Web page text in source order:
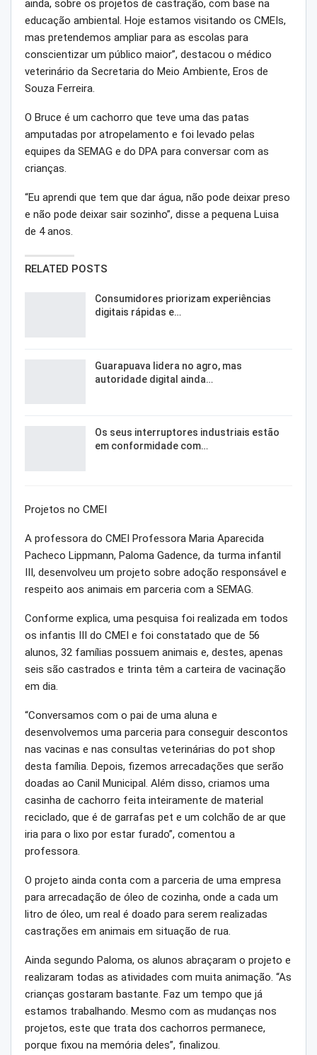
ainda, sobre os projetos de castração, com base na
educação ambiental. Hoje estamos visitando os CMEIs,
mas pretendemos ampliar para as escolas para
conscientizar um público maior”, destacou o médico
veterinário da Secretaria do Meio Ambiente, Eros de
Souza Ferreira.
O Bruce é um cachorro que teve uma das patas
amputadas por atropelamento e foi levado pelas
equipes da SEMAG e do DPA para conversar com as
crianças.
“Eu aprendi que tem que dar água, não pode deixar preso
e não pode deixar sair sozinho”, disse a pequena Luisa
de 4 anos.
RELATED POSTS
Consumidores priorizam experiências
digitais rápidas e…
Guarapuava lidera no agro, mas
autoridade digital ainda…
Os seus interruptores industriais estão
em conformidade com…
Projetos no CMEI
A professora do CMEI Professora Maria Aparecida
Pacheco Lippmann, Paloma Gadence, da turma infantil
III, desenvolveu um projeto sobre adoção responsável e
respeito aos animais em parceria com a SEMAG.
Conforme explica, uma pesquisa foi realizada em todos
os infantis III do CMEI e foi constatado que de 56
alunos, 32 famílias possuem animais e, destes, apenas
seis são castrados e trinta têm a carteira de vacinação
em dia.
“Conversamos com o pai de uma aluna e
desenvolvemos uma parceria para conseguir descontos
nas vacinas e nas consultas veterinárias do pot shop
desta família. Depois, fizemos arrecadações que serão
doadas ao Canil Municipal. Além disso, criamos uma
casinha de cachorro feita inteiramente de material
reciclado, que é de garrafas pet e um colchão de ar que
iria para o lixo por estar furado”, comentou a
professora.
O projeto ainda conta com a parceria de uma empresa
para arrecadação de óleo de cozinha, onde a cada um
litro de óleo, um real é doado para serem realizadas
castrações em animais em situação de rua.
Ainda segundo Paloma, os alunos abraçaram o projeto e
realizaram todas as atividades com muita animação. “As
crianças gostaram bastante. Faz um tempo que já
estamos trabalhando. Mesmo com as mudanças nos
projetos, este que trata dos cachorros permanece,
porque fixou na memória deles”, finalizou.